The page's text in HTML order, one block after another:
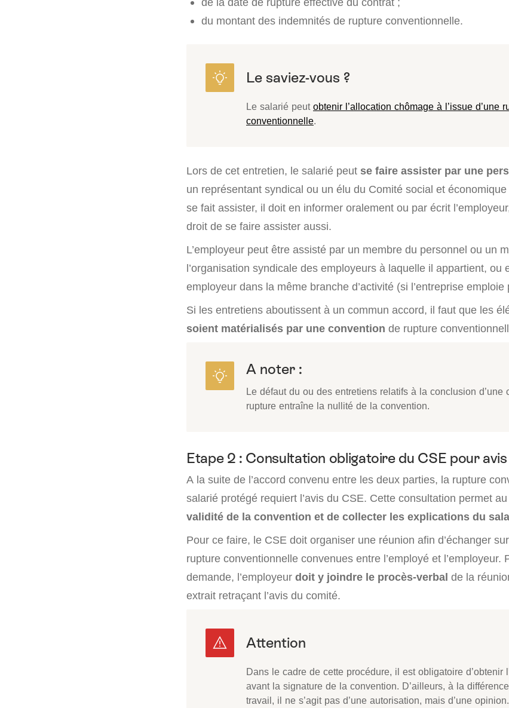
du montant des indemnités de rupture conventionnelle.
Le salarié peut obtenir l’allocation chômage à l’issue d’une
conventionnelle.
Lors de cet entretien, le salarié peut se faire assister par une
un représentant syndical ou un élu du Comité social et
se fait assister, il doit en informer oralement ou par écrit
droit de se faire assister aussi.
L’employeur peut être assisté par un membre du personnel ou un
l’organisation syndicale des employeurs à laquelle il appartient, ou
employeur dans la même branche d’activité (si l’entreprise
Si les entretiens aboutissent à un commun accord, il faut que les
soient matérialisés par une convention de rupture
A noter :
Le défaut du ou des entretiens relatifs à la conclusion d’une
rupture entraîne la nullité de la convention.
Etape 2 : Consultation obligatoire du CSE pour avis
A la suite de l’accord convenu entre les deux parties, la rupture
salarié protégé requiert l’avis du CSE. Cette consultation permet
validité de la convention et de collecter les explications du
Pour ce faire, le CSE doit organiser une réunion afin d’échanger
rupture conventionnelle convenues entre l’employé et l’employeur.
demande, l’employeur doit y joindre le procès-verbal de la
extrait retraçant l’avis du comité.
Dans le cadre de cette procédure, il est obligatoire d’obtenir
avant la signature de la convention. D’ailleurs, à la
travail, il ne s’agit pas d’une autorisation, mais d’une